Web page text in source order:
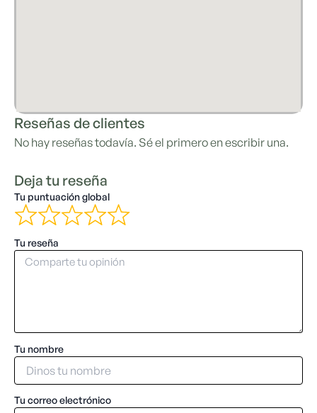
Reseñas de clientes
No hay reseñas todavía. Sé el primero en escribir una.
Deja tu reseña
Tu puntuación global
Tu reseña
Tu nombre
Tu correo electrónico